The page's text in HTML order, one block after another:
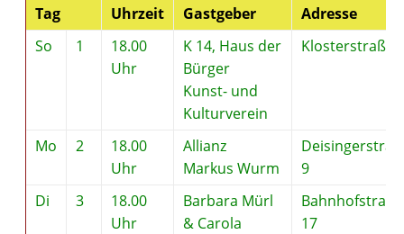
Tag Uhrzeit Gastgeber
Adresse
So
1
18.00
Uhr
K 14, Haus der
Bürger
Kunst- und
Kulturverein
Klosterstraße
Mo 2
18.00
Uhr
Allianz
Markus Wurm
9
Di
3
18.00
Uhr
Barbara Mürl
& Carola
Bahnhofstraße
17